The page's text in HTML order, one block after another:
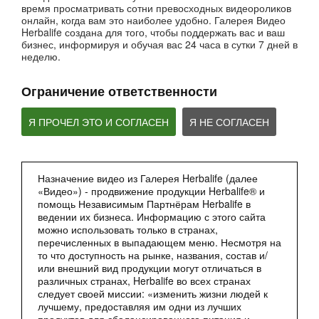
время просматривать сотни превосходных видеороликов
онлайн, когда вам это наиболее удобно. Галерея Видео
Herbalife создана для того, чтобы поддержать вас и ваш
бизнес, информируя и обучая вас 24 часа в сутки 7 дней в
неделю.
Ограничение ответственности
Я ПРОЧЕЛ ЭТО И СОГЛАСЕН Я НЕ СОГЛАСЕН
Назначение видео из Галерея Herbalife (далее
«Видео») - продвижение продукции Herbalife® и
помощь Независимым Партнёрам Herbalife в
ведении их бизнеса. Информацию с этого сайта
можно использовать только в странах,
перечисленных в выпадающем меню. Несмотря на
то что доступность на рынке, названия, состав и/
или внешний вид продукции могут отличаться в
различных странах, Herbalife во всех странах
следует своей миссии: «изменить жизни людей к
лучшему, предоставляя им одни из лучших
52:40
Вебинар - Пищеварение
Вебинары от компании
Мультфильм - Формула 1 Вечерний Коктейль
Сбалансированное питание 24 часа